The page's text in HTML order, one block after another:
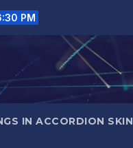
PM
IN ACCORDION SKIN